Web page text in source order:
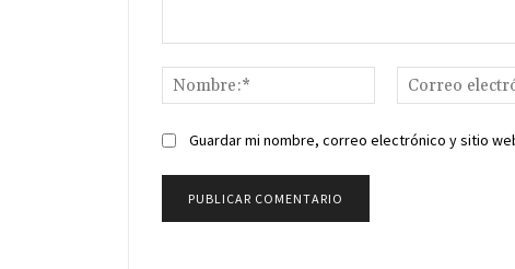
Nombre:*
Guardar mi nombre, correo electrónico y sitio